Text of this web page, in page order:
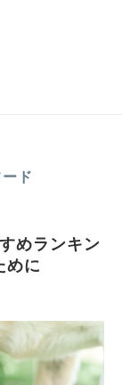
ド
めランキン
めに